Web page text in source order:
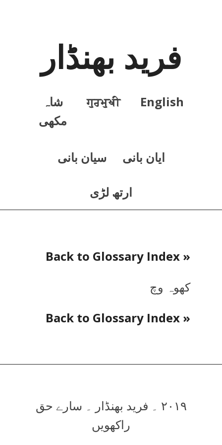
فرید بھنڈار
English
ਗੁਰਮੁਖੀ
شاہ
مکھی
ايان بانی سيان بانی
ارتھ لڑی
« Back to Glossary Index
کھوہ وچ
« Back to Glossary Index
۲۰۱۹ ۔ فرید بھنڈار ۔ سارے حق
راکھویں